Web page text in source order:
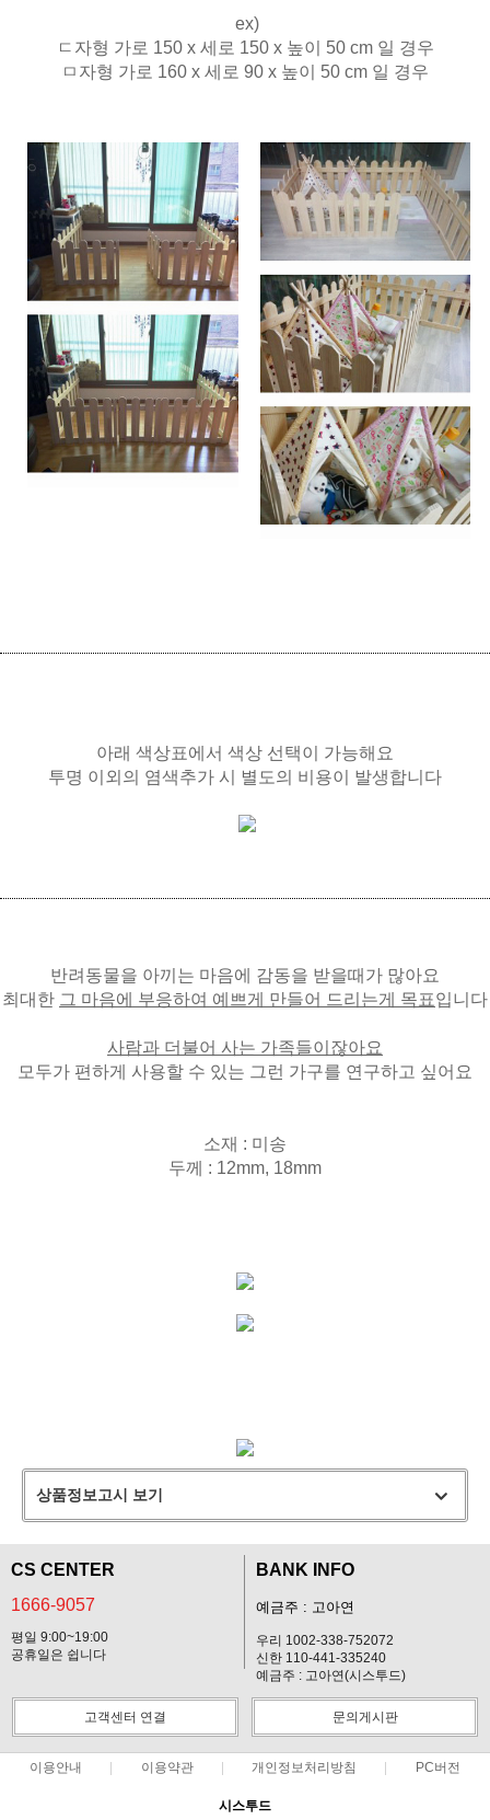
ex)
ㄷ자형 가로 150 x 세로 150 x 높이 50 cm 일 경우
ㅁ자형 가로 160 x 세로 90 x 높이 50 cm 일 경우
아래 색상표에서 색상 선택이 가능해요
투명 이외의 염색추가 시 별도의 비용이 발생합니다
반려동물을 아끼는 마음에 감동을 받을때가 많아요
최대한 그 마음에 부응하여 예쁘게 만들어 드리는게 목표입니다
사람과 더불어 사는 가족들이잖아요
모두가 편하게 사용할 수 있는 그런 가구를 연구하고 싶어요
소재 : 미송
두께 : 12mm, 18mm
상품정보고시 보기
CS CENTER
1666-9057
평일 9:00~19:00
공휴일은 쉽니다
BANK INFO
예금주 : 고아연
우리 1002-338-752072
신한 110-441-335240
예금주 : 고아연(시스투드)
고객센터 연결 문의게시판
이용안내 이용약관 개인정보처리방침 PC버전
시스투드